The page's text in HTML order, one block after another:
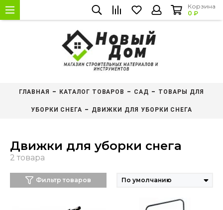
Корзина
0 ₽
ГЛАВНАЯ КАТАЛОГ ТОВАРОВ САД ТОВАРЫ ДЛЯ
УБОРКИ СНЕГА ДВИЖКИ ДЛЯ УБОРКИ СНЕГА
Движки для уборки снега
Фильтр товаров